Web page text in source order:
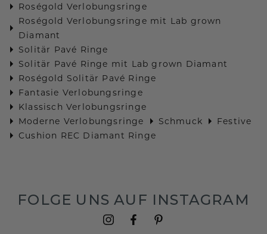
Roségold Verlobungsringe
Roségold Verlobungsringe mit Lab grown
Diamant
Solitär Pavé Ringe
Solitär Pavé Ringe mit Lab grown Diamant
Roségold Solitär Pavé Ringe
Fantasie Verlobungsringe
Klassisch Verlobungsringe
Moderne Verlobungsringe
Schmuck
Festive
Cushion REC Diamant Ringe
FOLGE UNS AUF INSTAGRAM